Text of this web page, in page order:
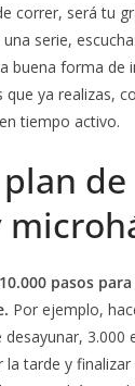
correr, será tu
serie,
buena forma de
que ya realizas,
tiempo activo.
pasos
Por ejemplo,
3.000
la tarde y